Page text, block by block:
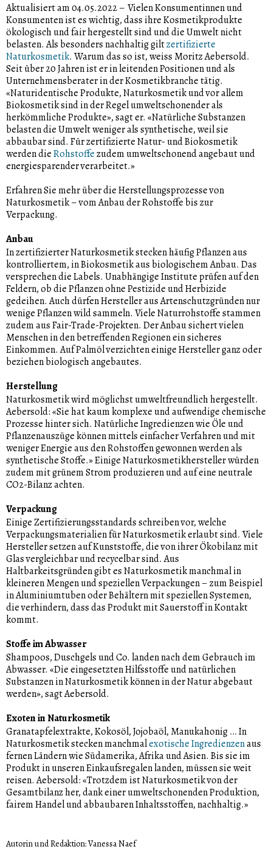
Aktualisiert am 04.05.2022– Vielen Konsumentinnen und
Konsumenten ist es wichtig, dass ihre Kosmetikprodukte
ökologisch und fair hergestellt sind und die Umwelt nicht
belasten. Als besonders nachhaltig giltzertifizierte
Naturkosmetik. Warum das so ist, weiss Moritz Aebersold.
Seit über 20 Jahren ist er in leitenden Positionen und als
Unternehmensberater in der Kosmetikbranche tätig.
«Naturidentische Produkte, Naturkosmetik und vor allem
Biokosmetik sind in der Regel umweltschonender als
herkömmliche Produkte», sagt er. «Natürliche Substanzen
belasten die Umwelt weniger als synthetische, weil sie
abbaubar sind. Für zertifizierte Natur- und Biokosmetik
werden dieRohstoffezudem umweltschonend angebaut und
energiesparender verarbeitet.»
Erfahren Sie mehr über die Herstellungsprozesse von
Naturkosmetik – vom Anbau der Rohstoffe bis zur
Verpackung.
Anbau
In zertifizierter Naturkosmetik stecken häufig Pflanzen aus
kontrolliertem, in Biokosmetik aus biologischem Anbau. Das
versprechen die Labels. Unabhängige Institute prüfen auf den
Feldern, ob die Pflanzen ohne Pestizide und Herbizide
gedeihen. Auch dürfen Hersteller aus Artenschutzgründen nur
wenige Pflanzen wild sammeln. Viele Naturrohstoffe stammen
zudem aus Fair-Trade-Projekten. Der Anbau sichert vielen
Menschen in den betreffenden Regionen ein sicheres
Einkommen. Auf Palmöl verzichten einige Hersteller ganz oder
beziehen biologisch angebautes.
Herstellung
Naturkosmetik wird möglichst umweltfreundlich hergestellt.
Aebersold: «Sie hat kaum komplexe und aufwendige chemische
Prozesse hinter sich. Natürliche Ingredienzen wie Öle und
Pflanzenauszüge können mittels einfacher Verfahren und mit
weniger Energie aus den Rohstoffen gewonnen werden als
synthetische Stoffe.» Einige Naturkosmetikhersteller würden
zudem mit grünem Strom produzieren und auf eine neutrale
CO2-Bilanz achten.
Verpackung
Einige Zertifizierungsstandards schreiben vor, welche
Verpackungsmaterialien für Naturkosmetik erlaubt sind. Viele
Hersteller setzen auf Kunststoffe, die von ihrer Ökobilanz mit
Glas vergleichbar und recycelbar sind. Aus
Haltbarkeitsgründen gibt es Naturkosmetik manchmal in
kleineren Mengen und speziellen Verpackungen – zum Beispiel
in Aluminiumtuben oder Behältern mit speziellen Systemen,
die verhindern, dass das Produkt mit Sauerstoff in Kontakt
kommt.
Stoffe im Abwasser
Shampoos, Duschgels und Co. landen nach dem Gebrauch im
Abwasser. «Die eingesetzten Hilfsstoffe und natürlichen
Substanzen in Naturkosmetik können in der Natur abgebaut
werden», sagt Aebersold.
Exoten in Naturkosmetik
Granatapfelextrakte, Kokosöl, Jojobaöl, Manukahonig … In
Naturkosmetik stecken manchmalexotische Ingredienzenaus
fernen Ländern wie Südamerika, Afrika und Asien. Bis sie im
Produkt in unseren Einkaufsregalen landen, müssen sie weit
reisen. Aebersold: «Trotzdem ist Naturkosmetik von der
Gesamtbilanz her, dank einer umweltschonenden Produktion,
fairem Handel und abbaubaren Inhaltsstoffen, nachhaltig.»
Autorin und Redaktion: Vanessa Naef